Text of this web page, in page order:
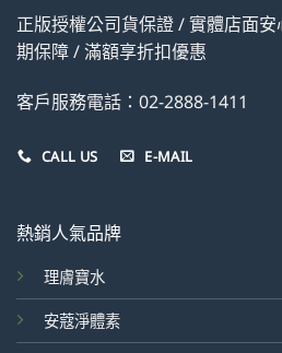
正版授權公司貨保證 / 實體店面
期保障 / 滿額享折扣優惠
客戶服務電話：02-2888-1411
CALL US E-MAIL
熱銷人氣品牌
理膚寶水
安蔻淨體素